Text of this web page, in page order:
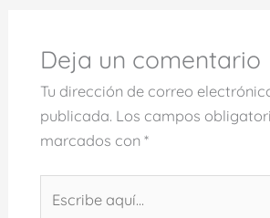
Deja un comentario
Tu dirección de correo
publicada. Los campos
marcados con *
aquí...